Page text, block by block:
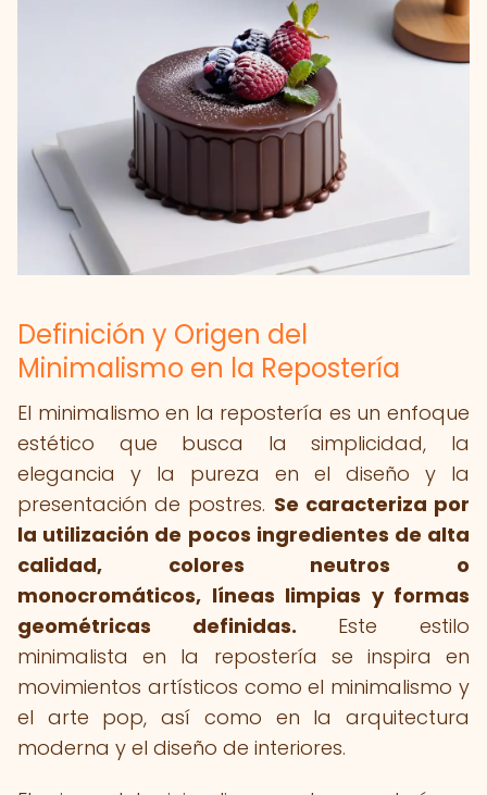
Definición y Origen del
Minimalismo en la Repostería
El minimalismo en la repostería es un enfoque
estético que busca la simplicidad, la
elegancia y la pureza en el diseño y la
presentación de postres. Se caracteriza por
la utilización de pocos ingredientes de alta
calidad, colores neutros o
monocromáticos, líneas limpias y formas
geométricas definidas. Este estilo
minimalista en la repostería se inspira en
movimientos artísticos como el minimalismo y
el arte pop, así como en la arquitectura
moderna y el diseño de interiores.